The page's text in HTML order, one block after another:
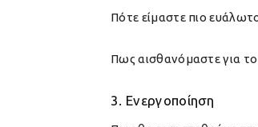
Πότε είμαστε πιο
Πως αισθανόμαστε για
3. Ενεργοποίηση